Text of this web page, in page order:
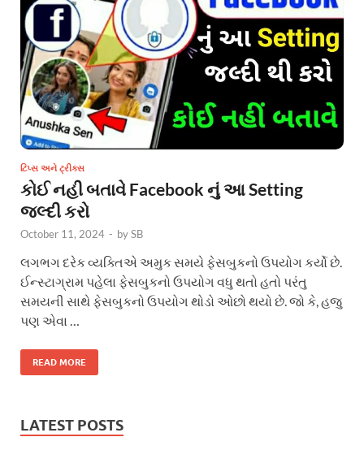
ટિપ્સ અને ટ્રીક્સ
કોઈ નહી બતાવે Facebook નું આ Setting
જલ્દી કરો
October 11, 2024 - bySB
લગભગ દરેક વ્યક્તિએ અમુક સમયે ફેસબુકનો ઉપયોગ કર્યો છે.
ઈન્સ્ટાગ્રામ પહેલા ફેસબુકનો ઉપયોગ વધુ થતો હતો પરંતુ
સમયની સાથે ફેસબુકનો ઉપયોગ થોડો ઓછો થયો છે. જો કે, હજુ
પણ એવા …
READ MORE
LATEST POSTS